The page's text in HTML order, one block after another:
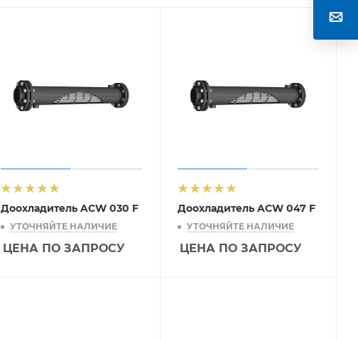
Доохладитель ACW 030 F
УТОЧНЯЙТЕ НАЛИЧИЕ
ЦЕНА ПО ЗАПРОСУ
Доохладитель ACW 047 F
УТОЧНЯЙТЕ НАЛИЧИЕ
ЦЕНА ПО ЗАПРОСУ